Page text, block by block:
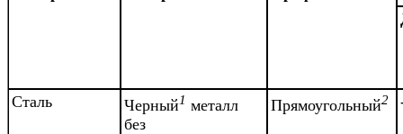
Сталь Черный1 металл
без
Прямоугольный2